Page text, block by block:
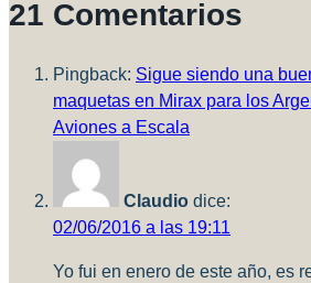
MIG
Nuevo
Sponsor!
21 Comentarios
Pingback: Sigue siendo una
maquetas en Mirax para los
Aviones a Escala
Claudio dice:
02/06/2016 a las 19:11
Yo fui en enero de este año, es